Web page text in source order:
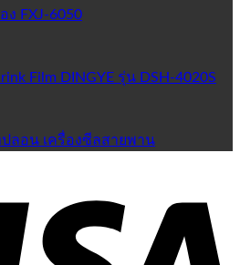
ง FXJ-6050
Film DINGYE รุ่น DSH-4020S
ลอน เครื่องซีลสายพาน